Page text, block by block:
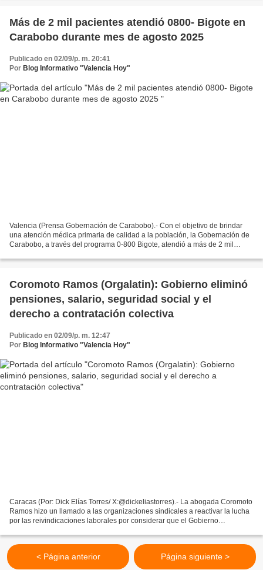
Más de 2 mil pacientes atendió 0800- Bigote en
Carabobo durante mes de agosto 2025
Publicado en 02/09/p. m. 20:41
Por Blog Informativo "Valencia Hoy"
Valencia (Prensa Gobernación de Carabobo).- Con el objetivo de brindar
una atención médica primaria de calidad a la población, la Gobernación de
Carabobo, a través del programa 0-800 Bigote, atendió a más de 2 mil
Coromoto Ramos (Orgalatin): Gobierno eliminó
pensiones, salario, seguridad social y el
derecho a contratación colectiva
Publicado en 02/09/p. m. 12:47
Por Blog Informativo "Valencia Hoy"
Caracas (Por: Dick Elías Torres/ X:@dickeliastorres).- La abogada Coromoto
Ramos hizo un llamado a las organizaciones sindicales a reactivar la lucha
por las reivindicaciones laborales por considerar que el Gobierno
< Página anterior Página siguiente >